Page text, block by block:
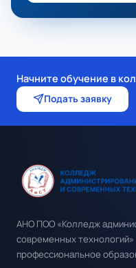
Начните обучение в
Подать заявку
АНО ПОО «Колледж
современных
профессиональное